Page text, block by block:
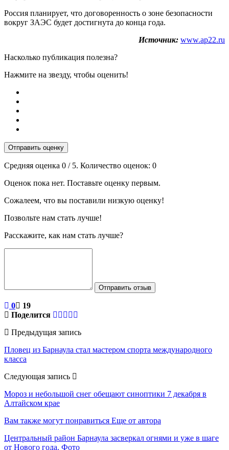
Россия планирует, что договоренность о зоне безопасности
вокруг ЗАЭС будет достигнута до конца года.
Источник: www.ap22.ru
Насколько публикация полезна?
Нажмите на звезду, чтобы оценить!
Отправить оценку
Средняя оценка 0 / 5. Количество оценок: 0
Оценок пока нет. Поставьте оценку первым.
Сожалеем, что вы поставили низкую оценку!
Позвольте нам стать лучше!
Расскажите, как нам стать лучше?
Отправить отзыв
0
19
Поделится
Предыдущая запись
Пловец из Барнаула стал мастером спорта международного
класса
Следующая запись
Мороз и небольшой снег обещают синоптики 7 декабря в
Алтайском крае
Вам также могут понравиться Еще от автора
Центральный район Барнаула засверкал огнями и уже в шаге
от Нового года. Фото